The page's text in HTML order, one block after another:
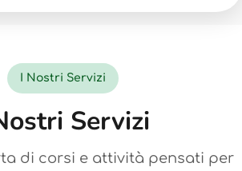
I Nostri Servizi
Servizi
di corsi e attività pensati per